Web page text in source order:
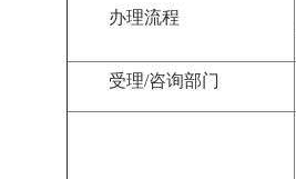
办理流程
受理/咨询部门